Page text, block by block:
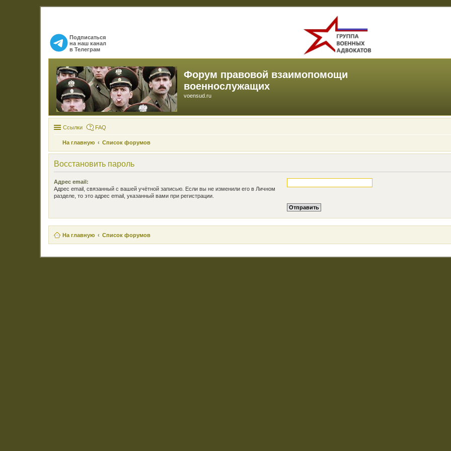
Подписаться
на наш канал
в Телеграм
Форум правовой взаимопомощи
военнослужащих
voensud.ru
Ссылки FAQ
На главную Список форумов
Восстановить пароль
Адрес email:
Адрес email, связанный с вашей учётной записью. Если вы не изменили его в Личном
разделе, то это адрес email, указанный вами при регистрации.
На главную Список форумов